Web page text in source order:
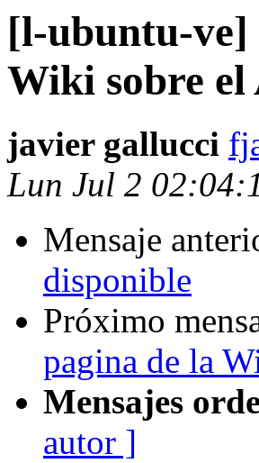
[l-ubuntu-ve]
Wiki sobre
javier gallucci
Lun Jul 2
Mensaje
disponible
Próximo
pagina de la
Mensajes
autor ]